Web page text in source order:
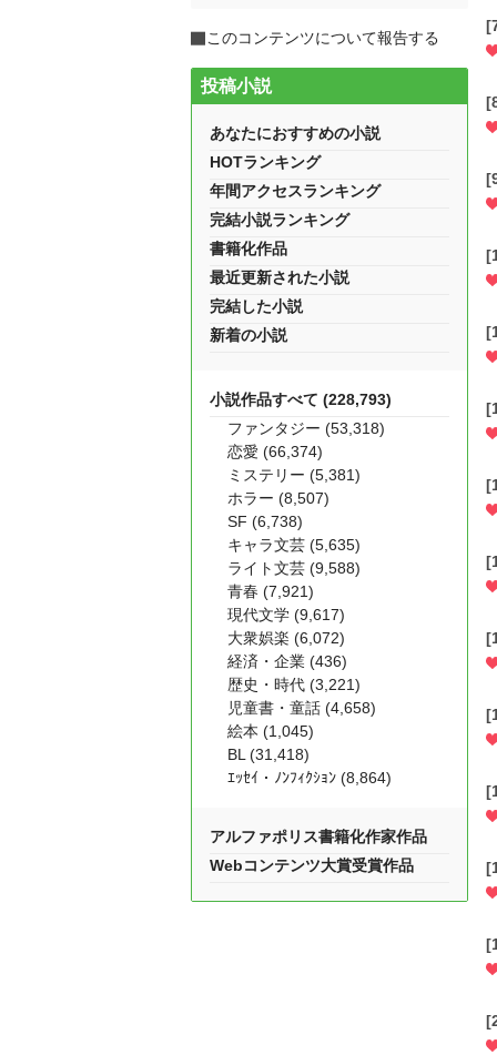
このコンテンツについて報告する
投稿小説
あなたにおすすめの小説
HOTランキング
年間アクセスランキング
完結小説ランキング
書籍化作品
最近更新された小説
完結した小説
新着の小説
小説作品すべて (228,793)
ファンタジー (53,318)
恋愛 (66,374)
ミステリー (5,381)
ホラー (8,507)
SF (6,738)
キャラ文芸 (5,635)
ライト文芸 (9,588)
青春 (7,921)
現代文学 (9,617)
大衆娯楽 (6,072)
経済・企業 (436)
歴史・時代 (3,221)
児童書・童話 (4,658)
絵本 (1,045)
BL (31,418)
ｴｯｾｲ・ﾉﾝﾌｨｸｼｮﾝ (8,864)
アルファポリス書籍化作家作品
Webコンテンツ大賞受賞作品